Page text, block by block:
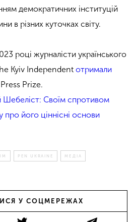
демократичних інституцій
в різних куточках світу.
році журналісти українського
Kyiv Independent отримали
Prize.
Шебеліст: Своїм спротивом
про його ціннісні основи
PEN UKRAINE МЕДІА
У СОЦМЕРЕЖАХ